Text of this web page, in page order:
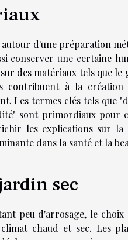
d'une préparation
conserver une certaine
des matériaux tels que
contribuent à la
Les termes clés tels que
sont primordiaux pour
les explications sur
dans la santé et la
sec
peu d'arrosage, le
chaud et sec. Les